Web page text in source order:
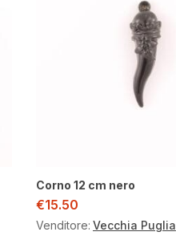
Corno 12 cm nero
€15.50
Venditore: Vecchia Puglia